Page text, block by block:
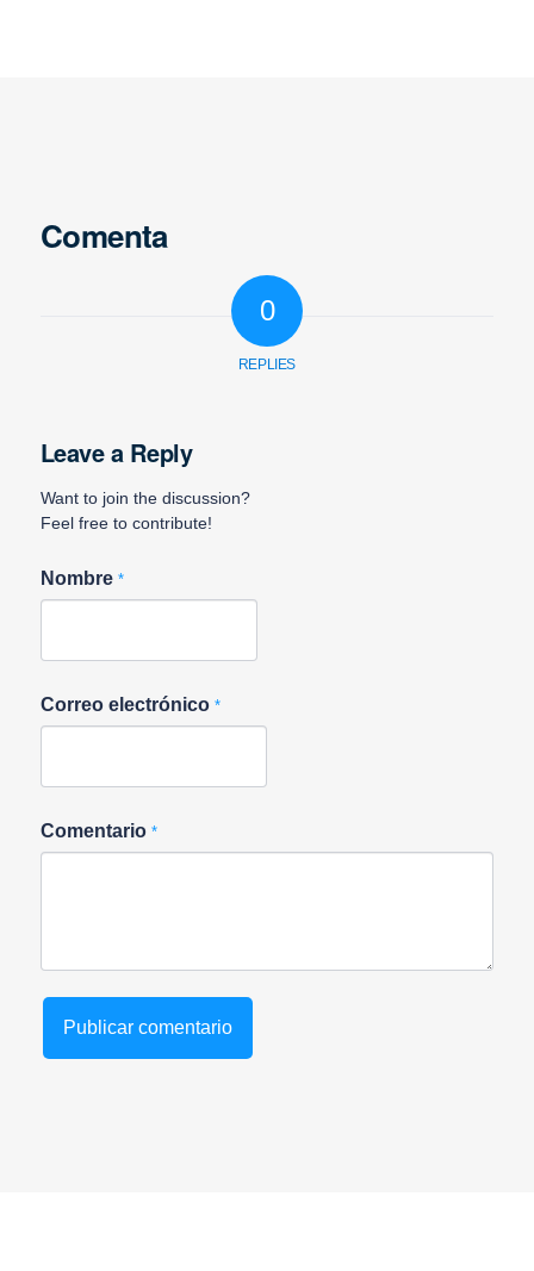
Comenta
0
REPLIES
Leave a Reply
Want to join the discussion?
Feel free to contribute!
Nombre *
Correo electrónico *
Comentario *